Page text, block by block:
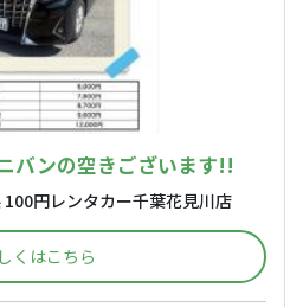
バンの空きございます!!
円レンタカー千葉花見川店
くはこちら